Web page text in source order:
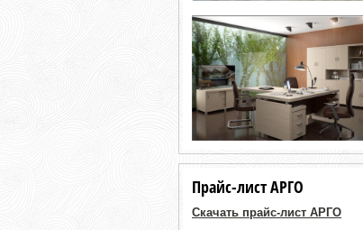
Прайс-лист АРГО
Скачать прайс-лист АРГО